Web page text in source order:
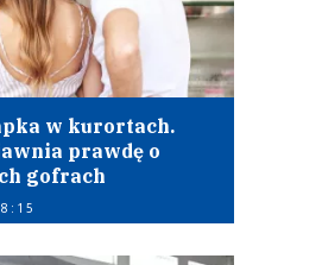
w kurortach.
prawdę o
gofrach